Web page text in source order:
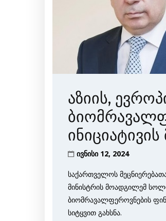
აზიის,
ივნისი 12, 2024
საქართველოს
მინისტრის მოადგილემ
ბიომრავალფეროვნების
სიტყვით გახსნა.